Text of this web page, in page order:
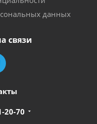
данных
связи
20-70